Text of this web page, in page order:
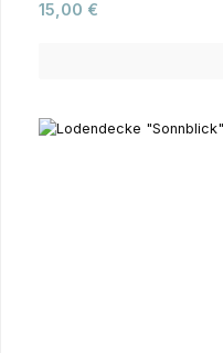
Regulärer Preis:
15,00 €